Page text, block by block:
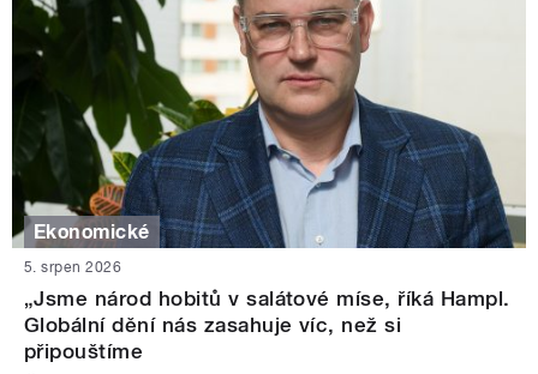
Ekonomické
5. srpen 2026
„Jsme národ hobitů v salátové míse, říká Hampl.
Globální dění nás zasahuje víc, než si
připouštíme